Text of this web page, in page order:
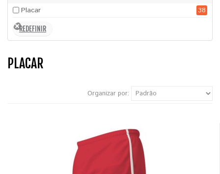
Placar
38
PLACAR
Organizar por: